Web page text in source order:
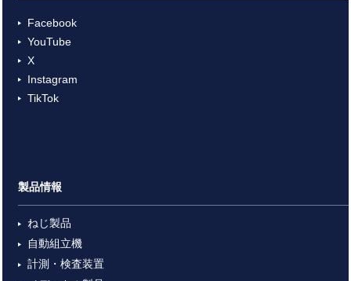
Facebook
YouTube
X
Instagram
TikTok
製品情報
ねじ製品
自動組立機
計測・検査装置